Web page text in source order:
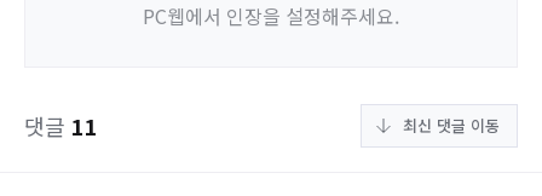
PC웹에서 인장을 설정해주세요.
댓글 11 최신 댓글 이동